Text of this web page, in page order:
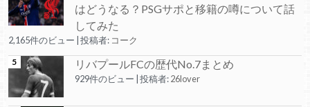
はどうなる？PSGサポと移籍の噂について話
してみた
2,165件のビュー 投稿者: コーク
リバプールFCの歴代No.7まとめ
929件のビュー 投稿者:26lover